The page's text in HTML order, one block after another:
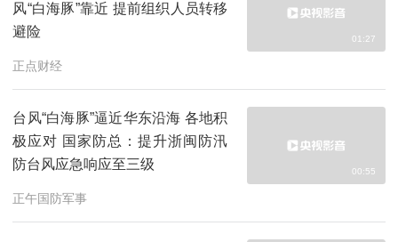
风“白海豚”靠近 提前组织人员转移
避险
正点财经
01:27
台风“白海豚”逼近华东沿海 各地积
极应对 国家防总：提升浙闽防汛
防台风应急响应至三级
正午国防军事
00:55